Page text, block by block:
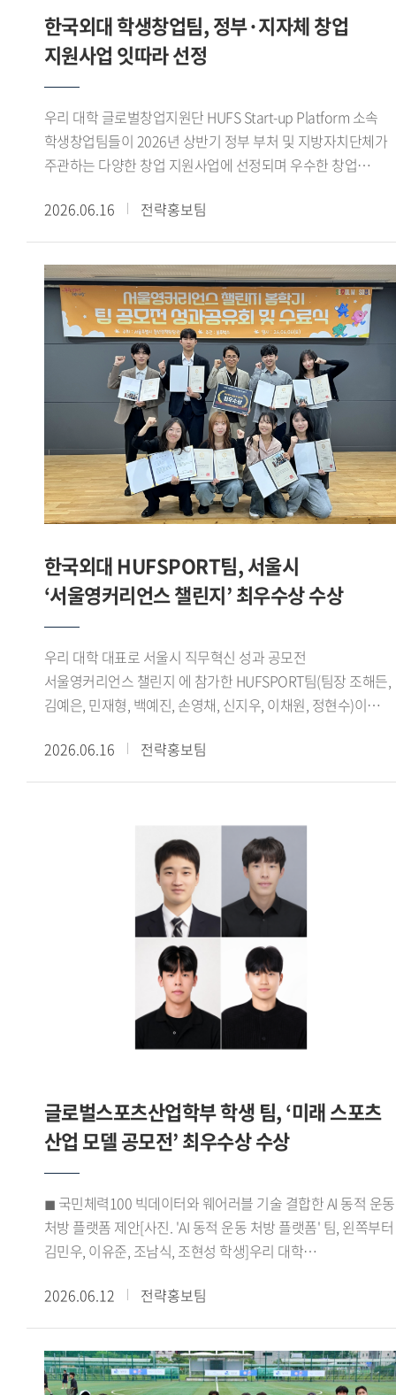
교두보 역할을 해내고 싶습니다. GTEP을 통해 배운 것을
기반으로 차근차근 나아가면 좋은 결과를 얻을 수 있을 거라
믿습니다. ※ 해당 인터뷰는 아래 Global HUFS 여름호 E-
book을 통해서도 확인하실 수 있습니다(p.16-17)https://e-
book.hufs.ac.kr/20260623_135256/
무대에서 경쟁력을 다시 한번 입증했다.1960년대 활동 이후
재건된 우리 대학 펜싱부는 전국 규모의 각종 대회에서 꾸준히
성과를 이어오고 있다. 선수들은 이번 대회를 발판으로
앞으로도 지속적인 훈련과 팀워크를 바탕으로 좋은 경기력을
선보일 계획이다.
한국외대 학생창업팀, 정부·지자체 창업
지원사업 잇따라 선정
우리 대학 글로벌창업지원단 HUFS Start-up Platform 소속
학생창업팀들이 2026년 상반기 정부 부처 및 지방자치단체가
주관하는 다양한 창업 지원사업에 선정되며 우수한 창업
예비창업패키지를 포함한 4개 창업 지원사업에 선정된 데 이어,
교내 학생창업팀들의 성과가 이어지고 있다. PICKIN 팀은
아산두어스와 Grand-K 창업학교에 동시 선정됐으며, 커넥트인
팀은 청년창업사관학교에 이름을 올렸다.[사진. SBS
모닝와이드 방송 화면 캡처 / 서울캠퍼스 HUFS Start-up
Platform 소속 학생창업팀 카인디 ]또한 카인디 팀은
서울시립대 캠퍼스타운, 2026 여성벤처활성화지원사업,
서울시립대학교 임팩트 프로토타이핑 프로그램 등 3개 사업에
선정됐다. 이 밖에도 야라바디 팀은 모두의창업에, 할랄서울
팀은 학생 창업유망팀 300+에, CYCLE-B 팀은 성남청년 창업
역량강화 프로젝트 THE 와플 4기에 각각 선정되며 다양한
분야에서 성과를 거두고 있다.[사진. 성남청년 창업 역량강화
프로젝트 THE 와플 4기에 선정된 글로벌캠퍼스 HUFS Start-
up Platform 소속 CYCLE-B 팀]이번에 선정된 학생창업팀들은
다양한 분야에서 사업 아이템을 선보이고 있다. 이는 우리 대학
학생 창업가들이 보유한 폭넓은 시야와 사업화 역량을
창업 공간 제공 등 다양한 지원 프로그램을 운영하고 있다.
선정된 학생창업팀에는 최대 2개 학기 동안 혜택이 제공되며,
전문가 특강과 창업 실무 교육 등 창업 역량 강화를 위한
프로그램도 함께 지원된다.오세홍 글로벌창업지원단장은 이번
성과는 특정 분야에 국한되지 않고 기술, 문화, 플랫폼 등
다채로운 영역에서 학생들의 창의적인 아이디어와 열정이
생태계를 더욱 공고히 하고, 학생들이 혁신 창업가로 성장할 수
있도록 체계적이고 아낌없는 지원을 이어가겠다 고 전했다.
2026.06.16 전략홍보팀
한국외대 HUFSPORT팀, 서울시
‘서울영커리언스 챌린지’ 최우수상 수상
우리 대학 대표로 서울시 직무혁신 성과 공모전
서울영커리언스 챌린지 에 참가한 HUFSPORT팀(팀장 조해든,
김예은, 민재형, 백예진, 손영채, 신지우, 이채원, 정현수)이
는 기업이 제시한 실제 과제를 청년들이 팀 단위로 수행하며
문제 해결 능력과 실무 역량을 기르는 프로그램이다. 올해
8개 팀 64명이 선발됐다. 참가자들은 지난 3월 24일부터 6월
6일까지 약 10주간 프로젝트를 수행했으며, 6월 6일
서울글로벌센터 국제회의실에서 열린 성과공유회 및
수료식에서 최종 결과를 발표했다.HUFSPORT팀은 수출
경험이 없는 국내 중소기업 3개사를 대상으로 수출 인프라
구축, 해외 바이어 발굴, 화상 미팅 등 해외영업 전 과정을 직접
수행했다. 특히 기업별 산업 특성을 분석해 적합한 해외 시장을
발굴하고 맞춤형 진출 전략을 수립해 참여 기업 모두의 현지
바이어 미팅을 성사시키며 우수한 성과를 거뒀다. 이 같은
성과를 바탕으로 HUFSPORT팀은 최우수상을 수상하며 실무
적용하며 글로벌 비즈니스 역량을 키울 수 있었다 며 팀원들과
긴밀하게 소통하고 협력하며 문제를 해결해 온 결과
최우수상이라는 뜻깊은 성과를 거둘 수 있어 더욱 의미 있는
대학일자리플러스본부(본부장 신근혜)는 앞으로도 서울시
서울영커리언스 사업에 참여해 학생들에게 실무 중심의 직무
경험 기회를 제공할 예정이다. 또한 고용노동부 재학생 맞춤형
진로 취업 역량 강화를 적극 지원할 계획이다.
2026.06.16 전략홍보팀
글로벌스포츠산업학부 학생 팀, ‘미래 스포츠
산업 모델 공모전’ 최우수상 수상
◼ 국민체력100 빅데이터와 웨어러블 기술 결합한 AI 동적 운동
처방 플랫폼 제안[사진. 'AI 동적 운동 처방 플랫폼' 팀, 왼쪽부터
김민우, 이유준, 조남식, 조현성 학생]우리 대학
동적 운동 처방 플랫폼 팀(김민우 이유준 조남식 조현성)이 지난
5월 21일 한국문화스포츠학회가 주최한 미래 스포츠 산업 모델
공모전 바이오헬스 부문에서 최우수상을 수상했다.이번
공모전은 디지털 헬스케어 기술과 공공데이터를 활용해 국민
2026.06.12 전략홍보팀